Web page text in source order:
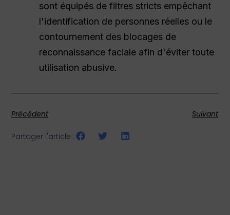
sont équipés de filtres stricts empêchant
l'identification de personnes réelles ou le
contournement des blocages de
reconnaissance faciale afin d'éviter toute
utilisation abusive.
Précédent Suivant
Partager l'article :